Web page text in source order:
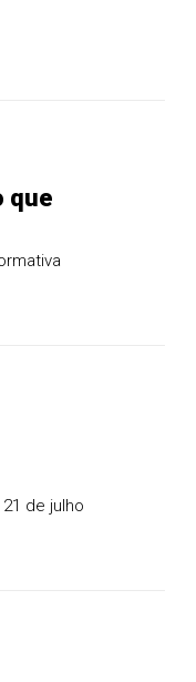
que
de julho